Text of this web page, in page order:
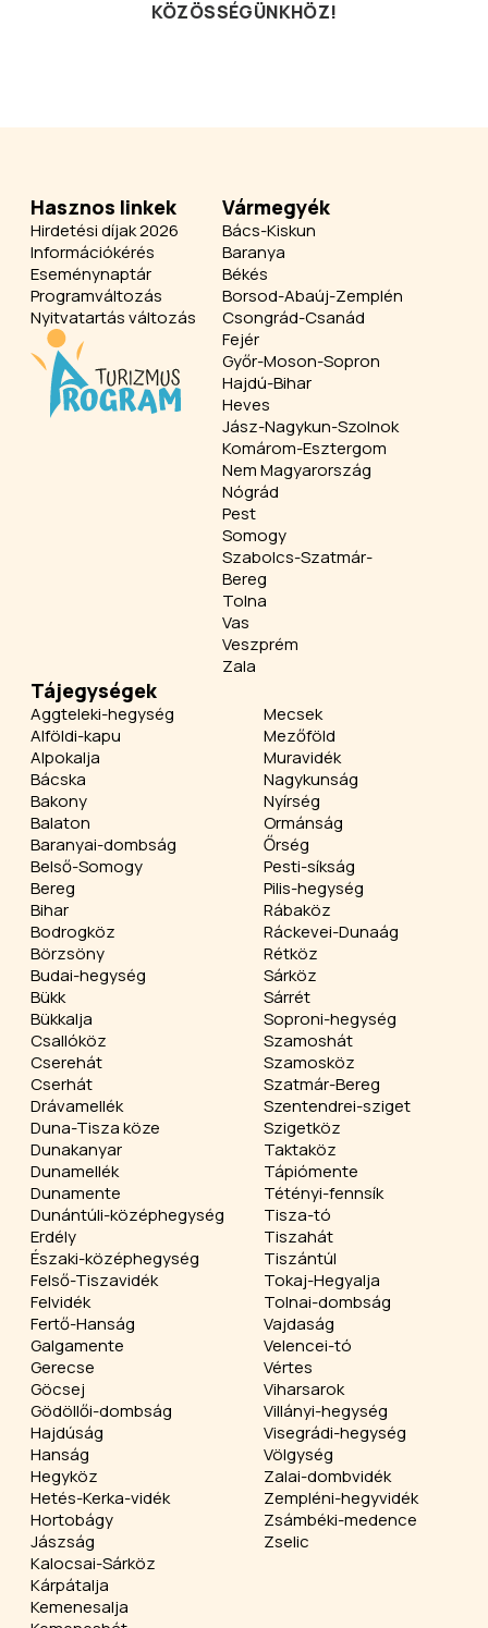
KÖZÖSSÉGÜNKHÖZ!
Hasznos linkek
Hirdetési díjak 2026
Információkérés
Eseménynaptár
Programváltozás
Nyitvatartás változás
Vármegyék
Bács-Kiskun
Baranya
Békés
Borsod-Abaúj-Zemplén
Csongrád-Csanád
Fejér
Győr-Moson-Sopron
Hajdú-Bihar
Heves
Jász-Nagykun-Szolnok
Komárom-Esztergom
Nem Magyarország
Nógrád
Pest
Somogy
Szabolcs-Szatmár-
Bereg
Tolna
Vas
Veszprém
Zala
Tájegységek
Aggteleki-hegység
Alföldi-kapu
Alpokalja
Bácska
Bakony
Balaton
Baranyai-dombság
Belső-Somogy
Bereg
Bihar
Bodrogköz
Börzsöny
Budai-hegység
Bükk
Bükkalja
Csallóköz
Cserehát
Cserhát
Drávamellék
Duna-Tisza köze
Dunakanyar
Dunamellék
Dunamente
Dunántúli-középhegység
Erdély
Északi-középhegység
Felső-Tiszavidék
Felvidék
Fertő-Hanság
Galgamente
Gerecse
Göcsej
Gödöllői-dombság
Hajdúság
Hanság
Hegyköz
Hetés-Kerka-vidék
Hortobágy
Jászság
Kalocsai-Sárköz
Kárpátalja
Kemenesalja
Mecsek
Mezőföld
Muravidék
Nagykunság
Nyírség
Ormánság
Őrség
Pesti-síkság
Pilis-hegység
Rábaköz
Ráckevei-Dunaág
Rétköz
Sárköz
Sárrét
Soproni-hegység
Szamoshát
Szamosköz
Szatmár-Bereg
Szentendrei-sziget
Szigetköz
Taktaköz
Tápiómente
Tétényi-fennsík
Tisza-tó
Tiszahát
Tiszántúl
Tokaj-Hegyalja
Tolnai-dombság
Vajdaság
Velencei-tó
Vértes
Viharsarok
Villányi-hegység
Visegrádi-hegység
Völgység
Zalai-dombvidék
Zempléni-hegyvidék
Zsámbéki-medence
Zselic